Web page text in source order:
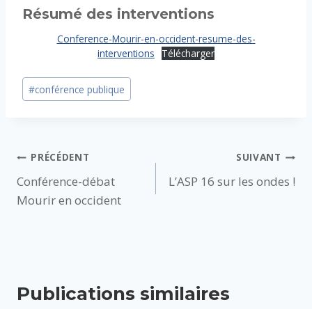
Résumé des interventions
Conference-Mourir-en-occident-resume-des-
interventions
Télécharger
Étiquettes
de
#conférence publique
Navigation
de
PRÉCÉDENT
Conférence-débat
Mourir en occident
SUIVANT
L’ASP 16 sur les ondes !
Publications similaires